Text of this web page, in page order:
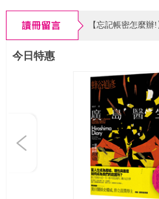
今日特惠